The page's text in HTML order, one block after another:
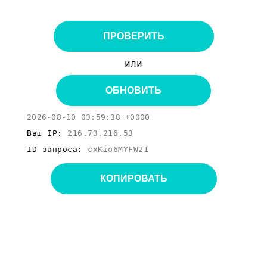
ПРОВЕРИТЬ
или
ОБНОВИТЬ
2026-08-10 03:59:38 +0000
Ваш IP: 216.73.216.53
ID запроса: cxKio6MYFW21
КОПИРОВАТЬ